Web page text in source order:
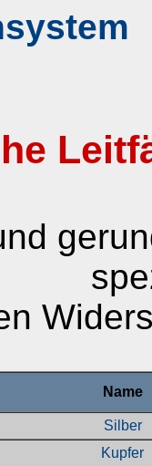
Name
Silber
Kupfer